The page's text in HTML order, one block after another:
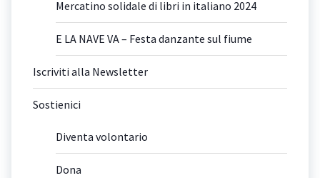
Mercatino solidale di libri in italiano 2024
E LA NAVE VA – Festa danzante sul fiume
Iscriviti alla Newsletter
Sostienici
Diventa volontario
Dona